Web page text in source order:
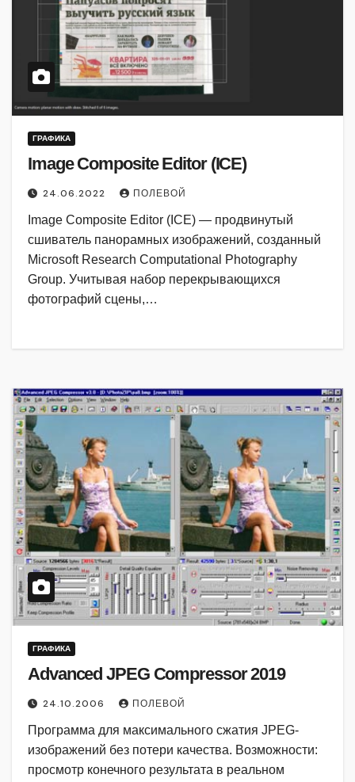
ГРАФИКА
Image Composite Editor (ICE)
24.06.2022 ПОЛЕВОЙ
Image Composite Editor (ICE) — продвинутый
сшиватель панорамных изображений, созданный
Microsoft Research Computational Photography
Group. Учитывая набор перекрывающихся
фотографий сцены,…
ГРАФИКА
Advanced JPEG Compressor 2019
24.10.2006 ПОЛЕВОЙ
Программа для максимального сжатия JPEG-
изображений без потери качества. Возможности:
просмотр конечного результата в реальном